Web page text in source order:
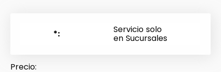
* Servicio solo
en Sucursales